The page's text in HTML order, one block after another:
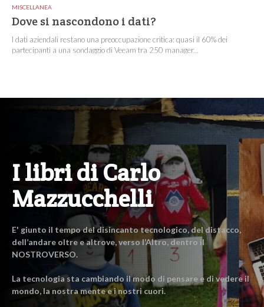
MISCELLANEA
Dove si nascondono i dati?
I dati aziendali restano una preoccupazione critica: quasi il 60% dei
partecipanti a una sondaggio di Veeam tra 250 manager...
I libri di Carlo
Mazzucchelli
E' giunto il tempo del disincanto tecnologico, del distacco,
dell’andare oltre e altrove, verso l’Altro, dentro il
NOSTROVERSO.
La tecnologia sta cambiando il modo di pensare e di vedere il
mondo, la nostra mente e i nostri cuori.